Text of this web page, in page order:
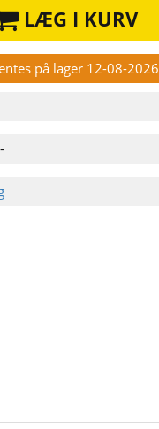
LÆG I KURV
på lager 12-08-2026